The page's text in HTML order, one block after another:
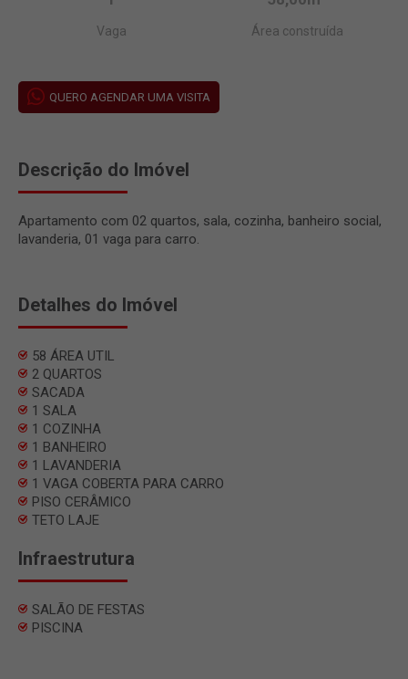
Vaga Área construída
QUERO AGENDAR UMA VISITA
Descrição do Imóvel
Apartamento com 02 quartos, sala, cozinha, banheiro social,
lavanderia, 01 vaga para carro.
Detalhes do Imóvel
58 ÁREA UTIL
2 QUARTOS
SACADA
1 SALA
1 COZINHA
1 BANHEIRO
1 LAVANDERIA
1 VAGA COBERTA PARA CARRO
PISO CERÂMICO
TETO LAJE
Infraestrutura
SALÃO DE FESTAS
PISCINA